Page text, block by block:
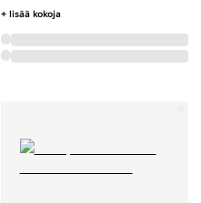
+ lisää kokoja